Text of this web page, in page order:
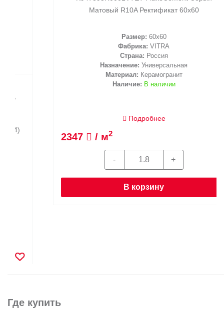
Матовый R10A Ректификат 60x60
60x60
Фабрика:VITRA
Россия
Назначение:Универсальная
Материал:Керамогранит
Наличие: В наличии
Подробнее
/ м2
В корзину
самовывозомсо складов